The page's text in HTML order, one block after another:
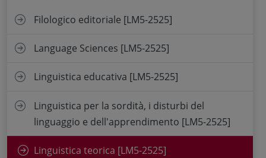
Filologico editoriale [LM5-2525]
Language Sciences [LM5-2525]
Linguistica educativa [LM5-2525]
Linguistica per la sordità, i disturbi del
linguaggio e dell'apprendimento [LM5-2525]
Linguistica teorica [LM5-2525]